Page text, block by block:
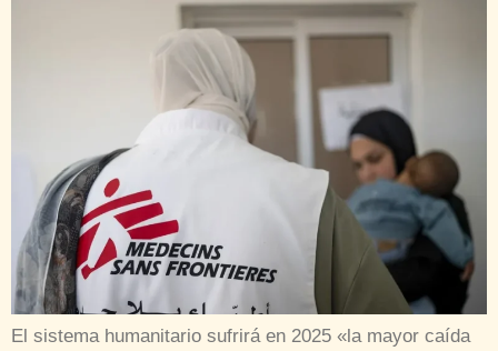
El sistema humanitario sufrirá en 2025 «la mayor caída